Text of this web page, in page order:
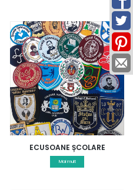
ECUSOANE ȘCOLARE
Mai mult